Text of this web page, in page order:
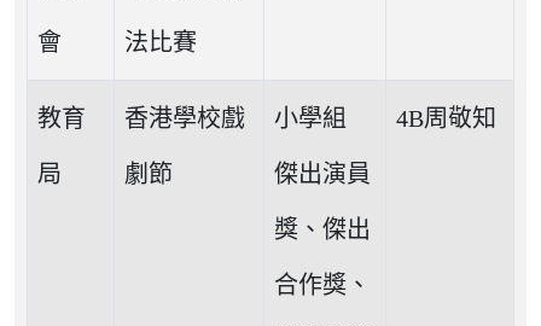
會 法比賽
教育
局
香港學校戲
劇節
小學組
傑出演員
獎、傑出
合作獎、
4B周敬知